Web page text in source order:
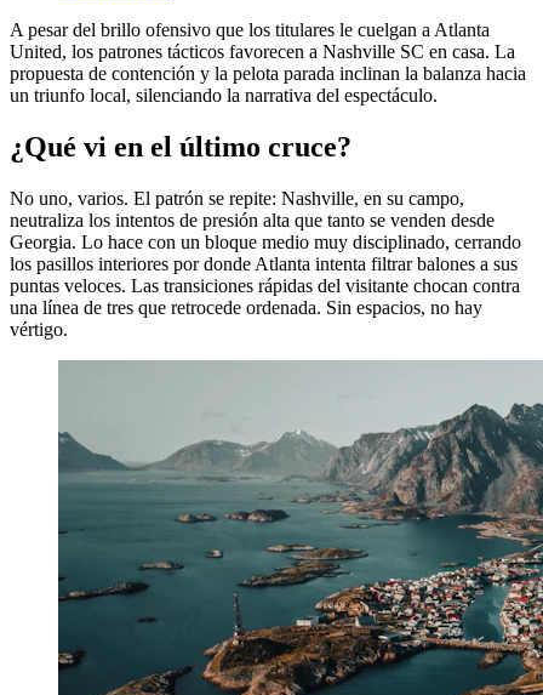
A pesar del brillo ofensivo que los titulares le cuelgan a Atlanta
United, los patrones tácticos favorecen a Nashville SC en casa. La
propuesta de contención y la pelota parada inclinan la balanza hacia
un triunfo local, silenciando la narrativa del espectáculo.
¿Qué vi en el último cruce?
No uno, varios. El patrón se repite: Nashville, en su campo,
neutraliza los intentos de presión alta que tanto se venden desde
Georgia. Lo hace con un bloque medio muy disciplinado, cerrando
los pasillos interiores por donde Atlanta intenta filtrar balones a sus
puntas veloces. Las transiciones rápidas del visitante chocan contra
una línea de tres que retrocede ordenada. Sin espacios, no hay
vértigo.